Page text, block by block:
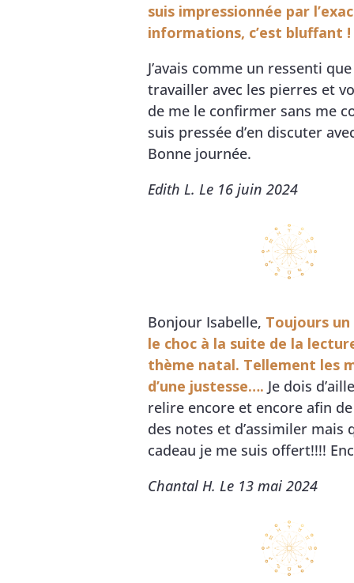
suis impressionnée par
informations, c’est bluffant !
J’avais comme un ressenti
travailler avec les pierres et
de me le confirmer sans me
suis pressée d’en discuter
Bonne journée.
Edith L. Le 16 juin 2024
Bonjour Isabelle, Toujours un
le choc à la suite de la
thème natal. Tellement les
d’une justesse…. Je dois
relire encore et encore afin
des notes et d’assimiler mais
cadeau je me suis offert!!!!
Chantal H. Le 13 mai 2024